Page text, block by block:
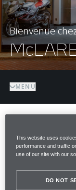
Bienvenue
MENU
This website uses
performance and traffic
use of our site with our
DO NOT